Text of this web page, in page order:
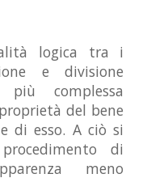
logica tra i
e divisione
complessa
del bene
di esso. A ciò si
di
meno